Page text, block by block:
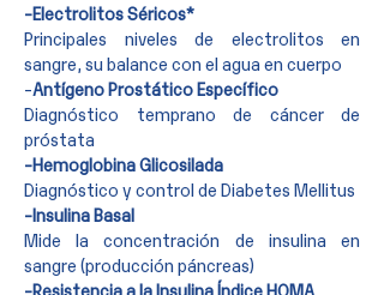
-Electrolitos Séricos*
Principales niveles de electrolitos en
sangre, su balance con el agua en cuerpo
-Antígeno Prostático Específico
Diagnóstico temprano de cáncer de
próstata
-Hemoglobina Glicosilada
Diagnóstico y control de Diabetes Mellitus
-Insulina Basal
Mide la concentración de insulina en
sangre (producción páncreas)
-Resistencia a la Insulina Índice HOMA